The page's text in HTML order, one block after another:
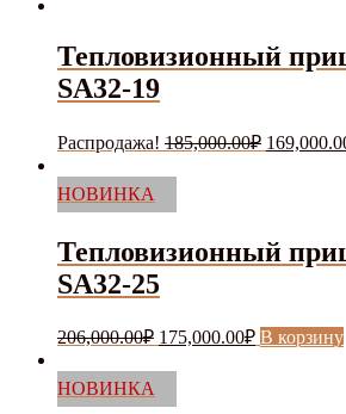
Тепловизионный
SA32-19
Распродажа! 185,000.00₽
НОВИНКА
Тепловизионный
SA32-25
206,000.00₽ Первоначальная
составляла
175,000.00₽Текущая
цена:
В корзину
НОВИНКА